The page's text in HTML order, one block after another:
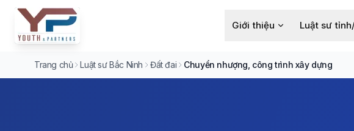
Giới thiệu Luật sư
Trang chủ Luật sư Bắc Ninh Đất đai Chuyển nhượng, công trình xây dựng